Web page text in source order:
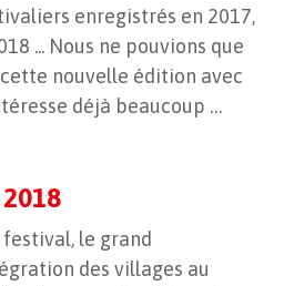
enregistrés en 2017,
... Nous ne pouvions que
nouvelle édition avec
déjà beaucoup …
le grand
des villages au